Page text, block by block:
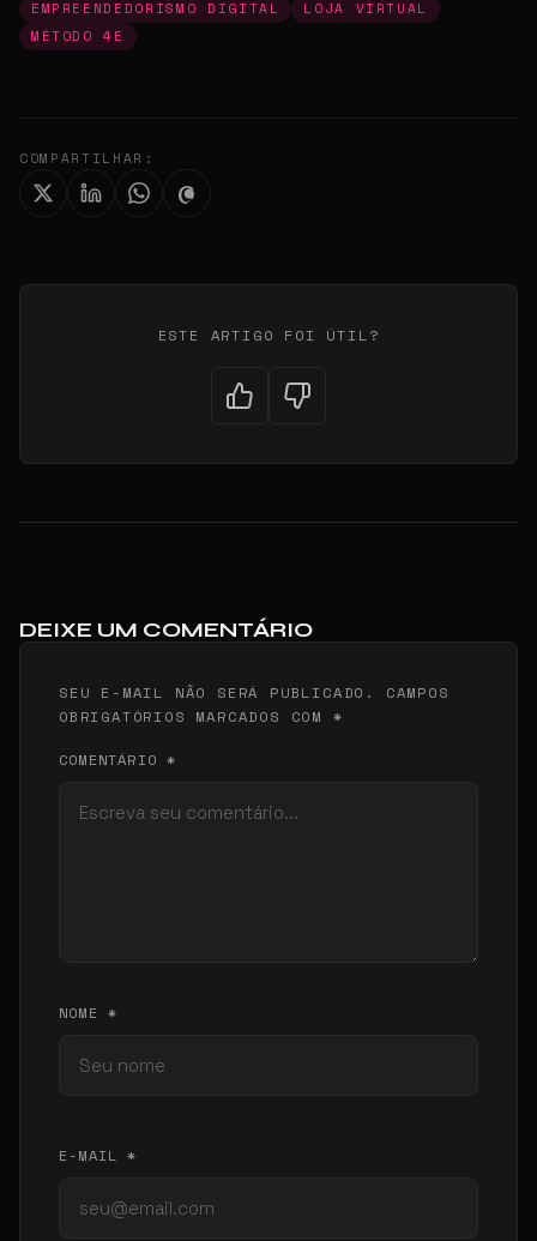
EMPREENDEDORISMO DIGITAL
LOJA VIRTUAL
MÉTODO 4E
COMPARTILHAR:
ESTE ARTIGO FOI ÚTIL?
DEIXE UM COMENTÁRIO
SEU E-MAIL NÃO SERÁ PUBLICADO. CAMPOS
OBRIGATÓRIOS MARCADOS COM *
COMENTÁRIO *
NOME *
E-MAIL *